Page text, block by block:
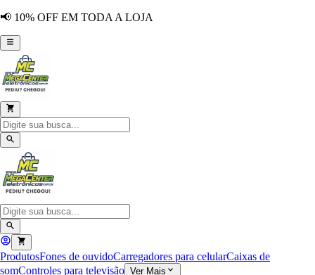
📢 10% OFF EM TODA A LOJA
ProdutosFones de ouvidoCarregadores para celularCaixas de
somControles para televisão Ver Mais